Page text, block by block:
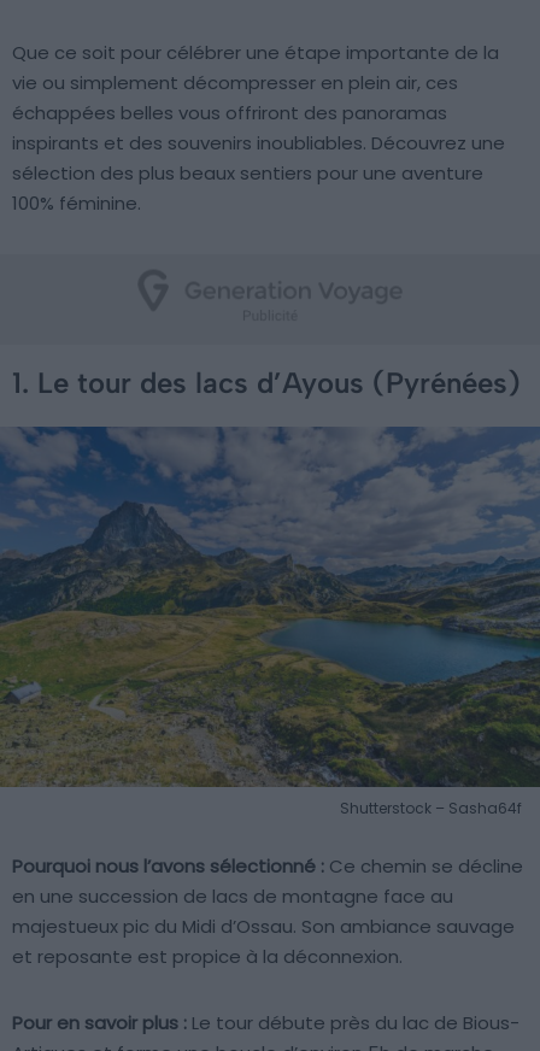
Que ce soit pour célébrer une étape importante de la
vie ou simplement décompresser en plein air, ces
échappées belles vous offriront des panoramas
inspirants et des souvenirs inoubliables. Découvrez une
sélection des plus beaux sentiers pour une aventure
100% féminine.
1. Le tour des lacs d’Ayous (Pyrénées)
Shutterstock – Sasha64f
Pourquoi nous l’avons sélectionné : Ce chemin se décline
en une succession de lacs de montagne face au
majestueux pic du Midi d’Ossau. Son ambiance sauvage
et reposante est propice à la déconnexion.
Pour en savoir plus : Le tour débute près du lac de Bious-